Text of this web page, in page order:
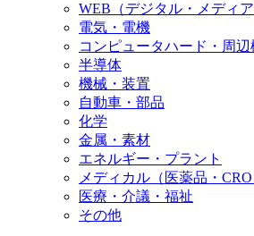
WEB（デジタル・メディア
電気・電機
コンピュータハード・周辺
半導体
機械・装置
自動車・部品
化学
金属・素材
エネルギー・プラント
メディカル（医薬品・CRO
医療・介議・福祉
その他